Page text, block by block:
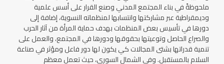
ملحوظةً في بناء المجتمع المدني وصنع القرار على أسس علمية
وديمقراطية عبر مشاركتها وانتسابها لمنظماته النسوية، إضافة إلى
دورها في تأسيس بعض المنظمات بهدف حماية المرأة من آثار الحرب
والصراع الحاصل وتوعيتها بحقوقها ودورها في المجتمع، والعمل على
تنمية قدراتها بشتى المجالات كي يكون لها دور فاعل ومؤثر في صناعة
السلام بالمستقبل. وفي الشمال السوري، حيث تعمل معظم